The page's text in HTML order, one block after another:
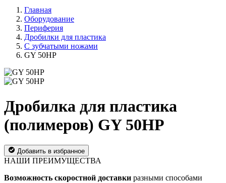
Главная
Оборудование
Периферия
Дробилки для пластика
С зубчатыми ножами
GY 50HP
Дробилка для пластика
(полимеров) GY 50HP
Добавить в избранное
НАШИ ПРЕИМУЩЕСТВА
Возможность скоростной доставки разными способами